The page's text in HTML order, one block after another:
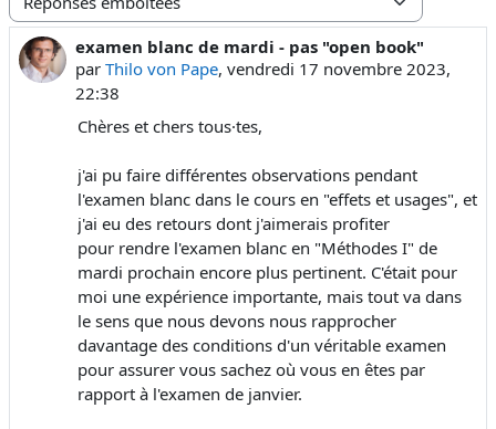
Type d’affichage
examen blanc de mardi - pas "open book"
par Thilo von Pape, vendredi 17 novembre 2023,
22:38
Nombre de réponses : 0
Chères et chers tous·tes,
j'ai pu faire différentes observations pendant
l'examen blanc dans le cours en "effets et usages", et
j'ai eu des retours dont j'aimerais profiter
pour rendre l'examen blanc en "Méthodes I" de
mardi prochain encore plus pertinent. C'était pour
moi une expérience importante, mais tout va dans
le sens que nous devons nous rapprocher
davantage des conditions d'un véritable examen
pour assurer vous sachez où vous en êtes par
rapport à l'examen de janvier.